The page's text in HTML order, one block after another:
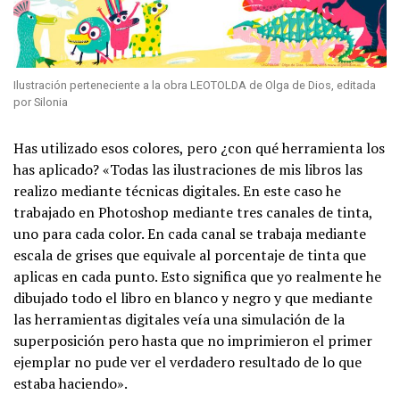
Ilustración perteneciente a la obra LEOTOLDA de Olga de Dios, editada
por Silonia
Has utilizado esos colores, pero ¿con qué herramienta los
has aplicado? «Todas las ilustraciones de mis libros las
realizo mediante técnicas digitales. En este caso he
trabajado en Photoshop mediante tres canales de tinta,
uno para cada color. En cada canal se trabaja mediante
escala de grises que equivale al porcentaje de tinta que
aplicas en cada punto. Esto significa que yo realmente he
dibujado todo el libro en blanco y negro y que mediante
las herramientas digitales veía una simulación de la
superposición pero hasta que no imprimieron el primer
ejemplar no pude ver el verdadero resultado de lo que
estaba haciendo».